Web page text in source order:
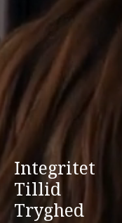
Integritet
Tillid
Tryghed